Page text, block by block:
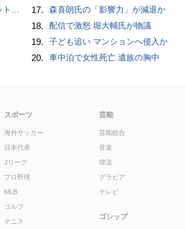
県警 17. 森喜朗氏の「影響力」が減退か
18. 配信で激怒 堀大輔氏が物議
19. 子ども追い マンションへ侵入か
20. 車中泊で女性死亡 遺族の胸中
スポーツ
海外サッカー
日本代表
Jリーグ
プロ野球
MLB
ゴルフ
テニス
芸能
芸能総合
音楽
韓流
グラビア
テレビ
ゴシップ